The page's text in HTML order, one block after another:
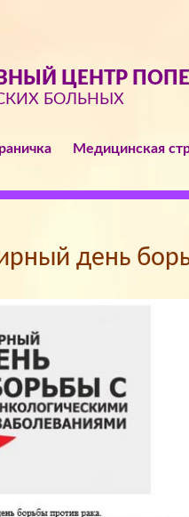
ЦЕНТР
БОЛЬНЫХ
Медицинская
день